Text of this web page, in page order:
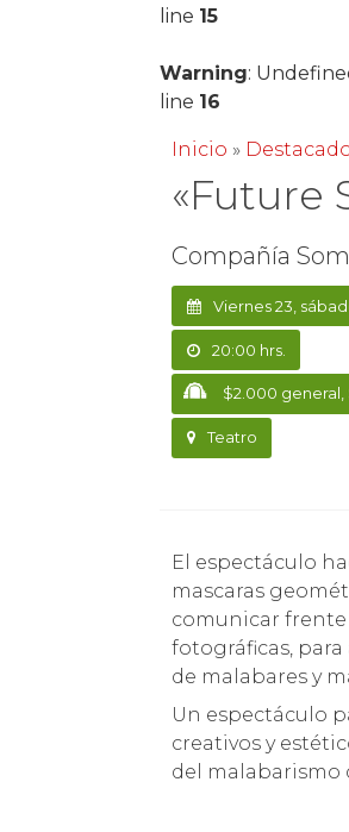
line 15
Warning:
line 16
Inicio »
«Future
Compañía
Viernes 23,
20:00 hrs.
$2.000 general,
Teatro
El espectáculo hace referencia a una sociedad del futuro, donde los personajes con
mascaras
comunicar frente
fotográficas,
de malabares y
Un espectáculo
creativos y
del malabarismo